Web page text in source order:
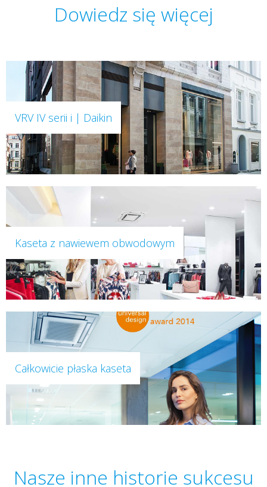
Dowiedz się więcej
VRV IV serii i | Daikin
Kaseta z nawiewem obwodowym
Całkowicie płaska kaseta
Nasze inne historie sukcesu